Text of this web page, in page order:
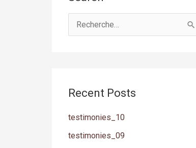
e
h
Recent Posts
testimonies_10
testimonies_09